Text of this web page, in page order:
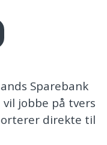
Sparebank
jobbe på tvers
direkte til